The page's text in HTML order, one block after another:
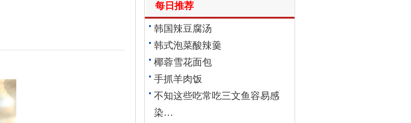
每日推荐
韩国辣豆腐汤
韩式泡菜酸辣羹
椰蓉雪花面包
手抓羊肉饭
不知这些吃常吃三文鱼容易感
染…